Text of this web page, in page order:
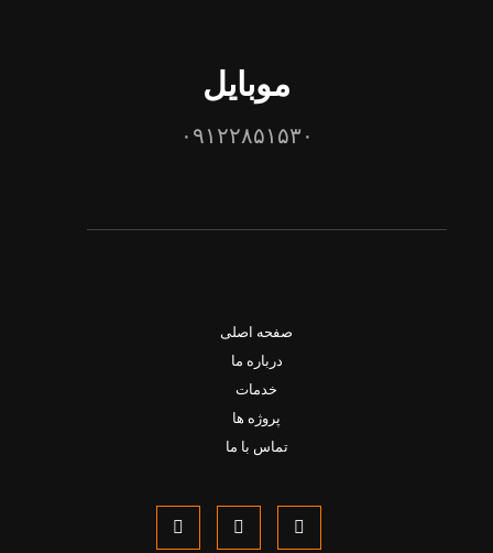
موبایل
۰۹۱۲۲۸۵۱۵۳۰
صفحه اصلی
درباره ما
خدمات
پروژه ها
تماس با ما